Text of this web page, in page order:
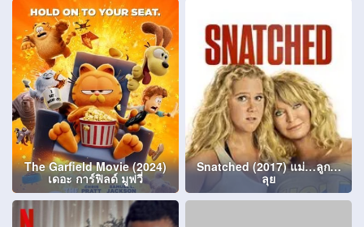
The Garfield Movie (2024)
เดอะ การ์ฟิลด์ มูฟวี่
Snatched (2017) แม่…ลูก…
ลุย